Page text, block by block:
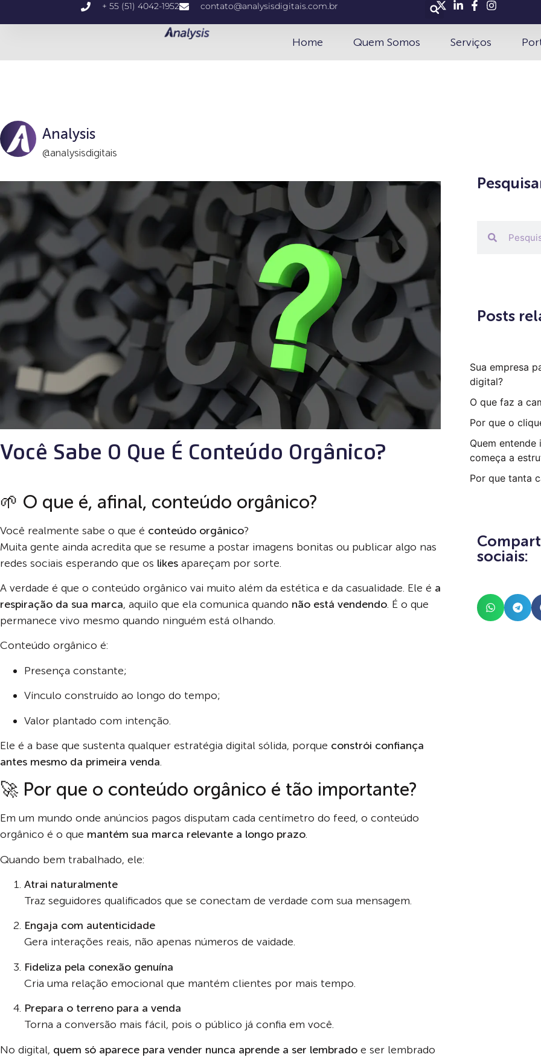
+ 55 (51) 4042-1952 contato@analysisdigitais.com.br
Home Quem Somos Serviços
Analysis
@analysisdigitais
Você Sabe O Que É Conteúdo Orgânico?
🌱 O que é, afinal, conteúdo orgânico?
Você realmente sabe o que é conteúdo orgânico?
Muita gente ainda acredita que se resume a postar imagens bonitas ou publicar algo nas
redes sociais esperando que os likes apareçam por sorte.
A verdade é que o conteúdo orgânico vai muito além da estética e da casualidade. Ele é a
respiração da sua marca, aquilo que ela comunica quando não está vendendo. É o que
permanece vivo mesmo quando ninguém está olhando.
Conteúdo orgânico é:
Presença constante;
Vínculo construído ao longo do tempo;
Valor plantado com intenção.
Ele é a base que sustenta qualquer estratégia digital sólida, porque constrói confiança
antes mesmo da primeira venda.
🚀 Por que o conteúdo orgânico é tão importante?
Em um mundo onde anúncios pagos disputam cada centímetro do feed, o conteúdo
orgânico é o que mantém sua marca relevante a longo prazo.
Quando bem trabalhado, ele:
Atrai naturalmente
Traz seguidores qualificados que se conectam de verdade com sua mensagem.
Engaja com autenticidade
Gera interações reais, não apenas números de vaidade.
Fideliza pela conexão genuína
Cria uma relação emocional que mantém clientes por mais tempo.
Prepara o terreno para a venda
Torna a conversão mais fácil, pois o público já confia em você.
No digital, quem só aparece para vender nunca aprende a ser lembrado e ser lembrado
Posts
Sua empresa
digital?
O que faz a
Por que o
Quem
começa a
Por que tanta
sociais: